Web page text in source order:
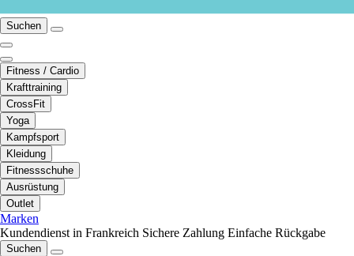
Suchen
Fitness / Cardio
Krafttraining
CrossFit
Yoga
Kampfsport
Kleidung
Fitnessschuhe
Ausrüstung
Outlet
Marken
Kundendienst in Frankreich Sichere Zahlung Einfache Rückgabe
Suchen